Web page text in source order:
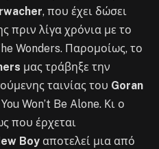
, που έχει δώσει
πριν λίγα χρόνια με το
Wonders. Παρομοίως, το
μας τράβηξε την
ταινίας του Goran
Won’t Be Alone. Κι ο
που έρχεται
Boy αποτελεί μια από